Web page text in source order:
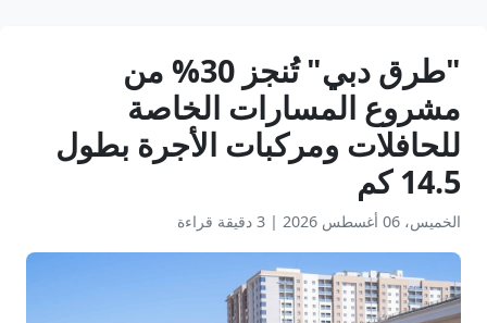
"طرق دبي" تُنجز 30% من
مشروع المسارات الخاصة
للحافلات ومركبات الأجرة بطول
14.5 كم
الخميس، 06 أغسطس 2026 | 3 دقيقة قراءة